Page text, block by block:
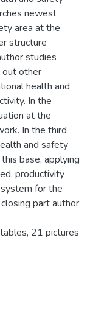
newest
area at the
structure
studies
out other
health and
In the
at the
In the third
and safety
base, applying
productivity
for the
part author
21 pictures